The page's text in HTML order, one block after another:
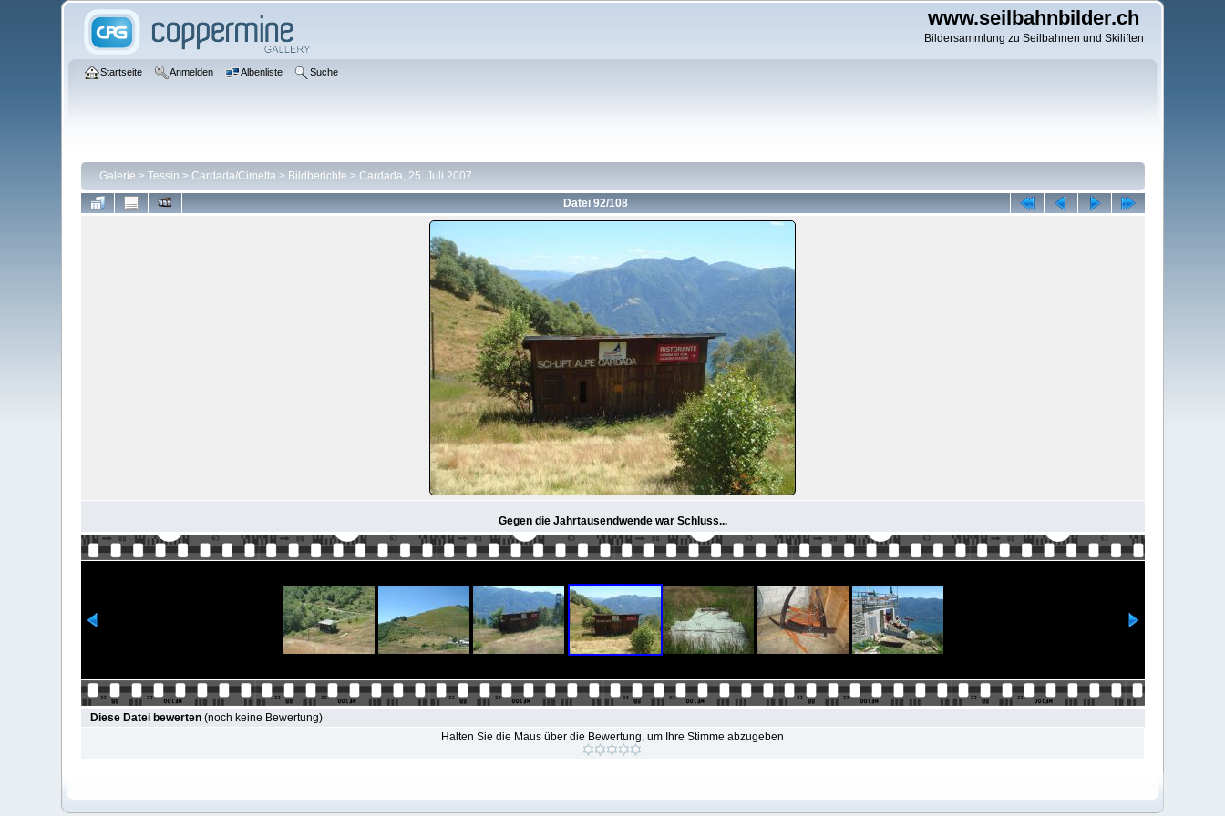
www.seilbahnbilder.ch
Bildersammlung zu Seilbahnen und Skiliften
Startseite Anmelden Albenliste Suche
Galerie > Tessin > Cardada/Cimetta> Bildberichte > Cardada, 25. Juli 2007
Datei 92/108
Gegen die Jahrtausendwende war Schluss...
Diese Datei bewerten(noch keine Bewertung)
Halten Sie die Maus über die Bewertung, um Ihre Stimme abzugeben